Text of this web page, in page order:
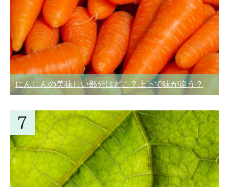
にんじんの美味しい部分はどこ？上下で味が違う？